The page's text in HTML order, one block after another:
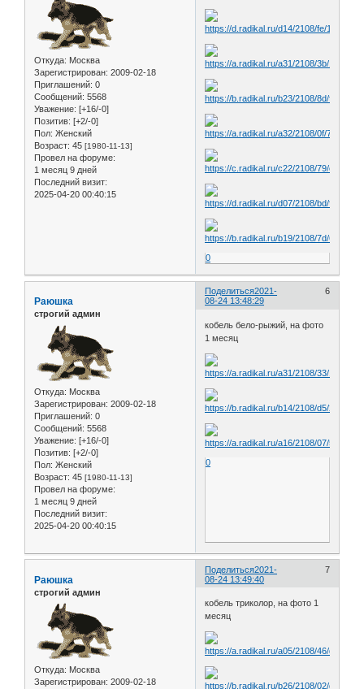
Откуда: Москва
Зарегистрирован: 2009-02-18
Приглашений: 0
Сообщений: 5568
Уважение: [+16/-0]
Позитив: [+2/-0]
Пол: Женский
Возраст: 45 [1980-11-13]
Провел на форуме:
1 месяц 9 дней
Последний визит:
2025-04-20 00:40:15
0
Поделиться 6
2021-
08-24 13:48:29
Раюшка
строгий админ
Откуда: Москва
Зарегистрирован: 2009-02-18
Приглашений: 0
Сообщений: 5568
Уважение: [+16/-0]
Позитив: [+2/-0]
Пол: Женский
Возраст: 45 [1980-11-13]
Провел на форуме:
1 месяц 9 дней
Последний визит:
2025-04-20 00:40:15
кобель бело-рыжий, на фото
1 месяц
0
Поделиться 7
2021-
08-24 13:49:40
Раюшка
строгий админ
Откуда: Москва
Зарегистрирован: 2009-02-18
кобель триколор, на фото 1
месяц